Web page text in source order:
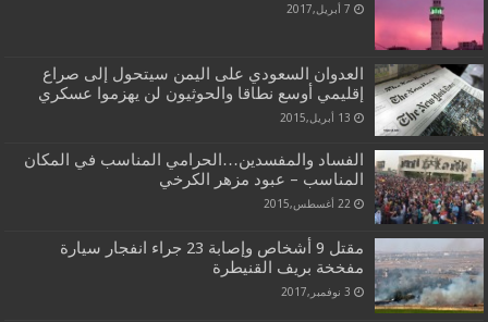
7 أبريل,2017
العدوان السعودي على اليمن سيتحول إلى صراع
إقليمي أوسع نطاقا والحوثيون لن يهزموا عسكري
13 أبريل,2015
الفساد والمفسدين…الحرامي المناسب في المكان
المناسب – عبود مزهر الكرخي
22 أغسطس,2015
مقتل 9 أشخاص وإصابة 23 جراء انفجار سيارة
مفخخة بريف القنيطرة
3 نوفمبر,2017